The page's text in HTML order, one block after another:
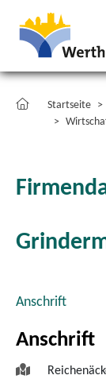
Startseite
Anschrift
Anschrift